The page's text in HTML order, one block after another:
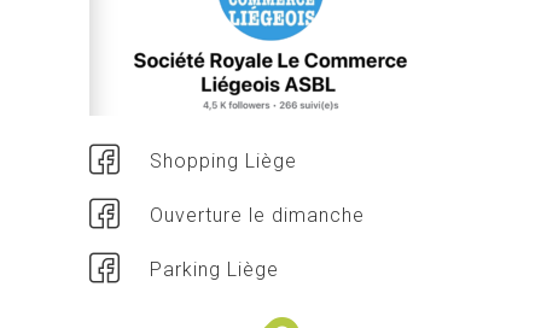
Shopping Liège
Ouverture le dimanche
Parking Liège